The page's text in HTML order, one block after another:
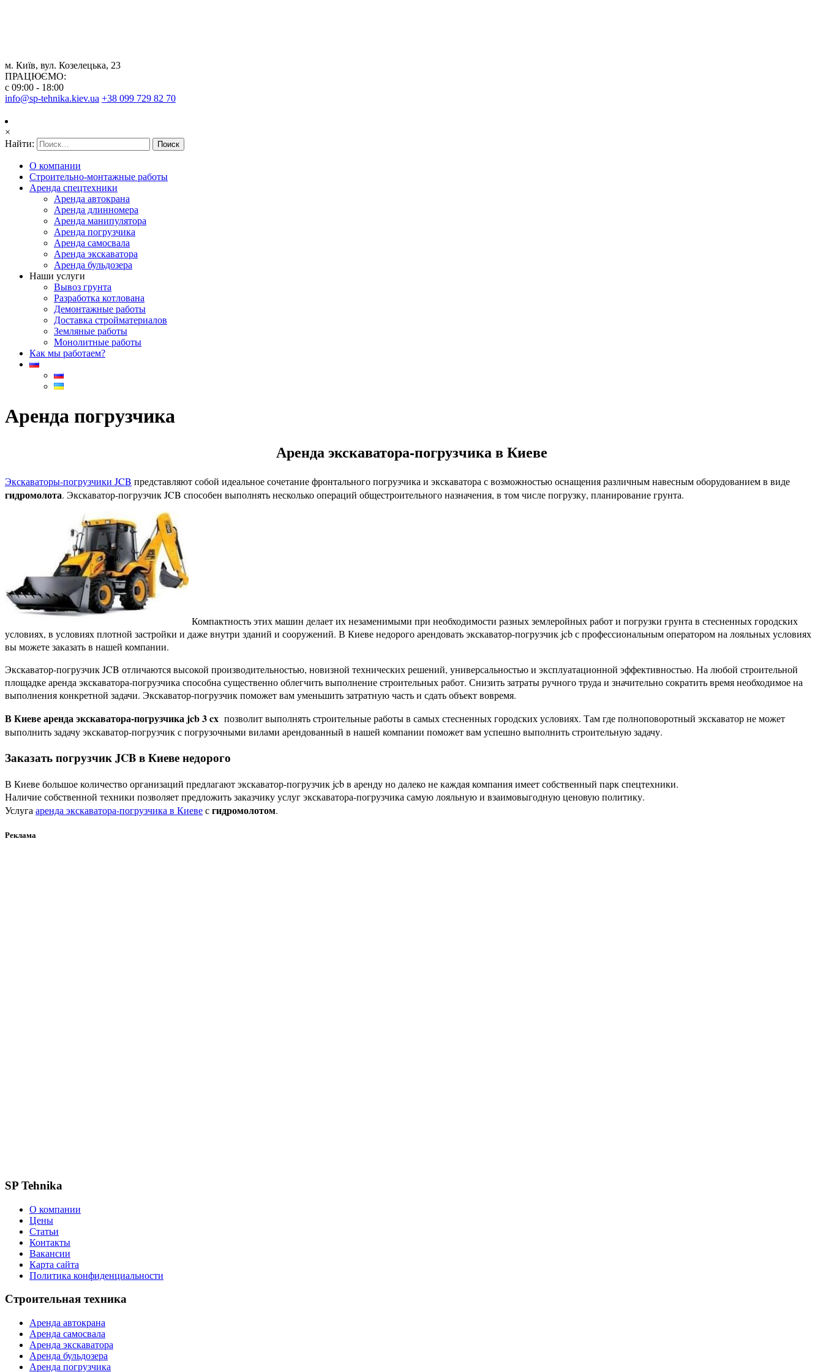
м. Київ, вул. Козелецька, 23
ПРАЦЮЄМО:
с 09:00 - 18:00
info@sp-tehnika.kiev.ua +38 099 729 82 70
×
Найти:
О компании
Строительно-монтажные работы
Аренда спецтехники
Аренда автокрана
Аренда длинномера
Аренда манипулятора
Аренда погрузчика
Аренда самосвала
Аренда экскаватора
Аренда бульдозера
Наши услуги
Вывоз грунта
Разработка котлована
Демонтажные работы
Доставка стройматериалов
Земляные работы
Монолитные работы
Как мы работаем?
Аренда погрузчика
Аренда экскаватора-погрузчика в Киеве
Экскаваторы-погрузчики JCB представляют собой идеальное сочетание фронтального погрузчика и экскаватора с возможностью оснащения различным навесным оборудованием в виде
гидромолота. Экскаватор-погрузчик JCB способен выполнять несколько операций общестроительного назначения, в том числе погрузку, планирование грунта.
Компактность этих машин делает их незаменимыми при необходимости разных землеройных работ и погрузки грунта в стесненных городских
условиях, в условиях плотной застройки и даже внутри зданий и сооружений. В Киеве недорого арендовать экскаватор-погрузчик jcb с профессиональным оператором на лояльных условиях
вы можете заказать в нашей компании.
Экскаватор-погрузчик JCB отличаются высокой производительностью, новизной технических решений, универсальностью и эксплуатационной эффективностью. На любой строительной
площадке аренда экскаватора-погрузчика способна существенно облегчить выполнение строительных работ. Снизить затраты ручного труда и значительно сократить время необходимое на
выполнения конкретной задачи. Экскаватор-погрузчик поможет вам уменьшить затратную часть и сдать объект вовремя.
В Киеве аренда экскаватора-погрузчика jcb 3 cx позволит выполнять строительные работы в самых стесненных городских условиях. Там где полноповоротный экскаватор не может
выполнить задачу экскаватор-погрузчик с погрузочными вилами арендованный в нашей компании поможет вам успешно выполнить строительную задачу.
Заказать погрузчик JCB в Киеве недорого
В Киеве большое количество организаций предлагают экскаватор-погрузчик jcb в аренду но далеко не каждая компания имеет собственный парк спецтехники.
Наличие собственной техники позволяет предложить заказчику услуг экскаватора-погрузчика самую лояльную и взаимовыгодную ценовую политику.
Услуга аренда экскаватора-погрузчика в Киевесгидромолотом.
Реклама
SP Tehnika
О компании
Цены
Статьи
Контакты
Вакансии
Карта сайта
Политика конфиденциальности
Строительная техника
Аренда автокрана
Аренда самосвала
Аренда экскаватора
Аренда бульдозера
Аренда погрузчика